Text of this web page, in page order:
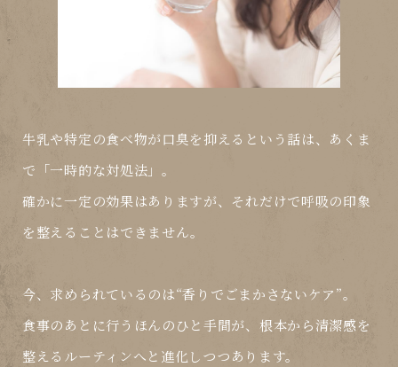
牛乳や特定の食べ物が口臭を抑えるという話は、あくま
で「一時的な対処法」。
確かに一定の効果はありますが、それだけで呼吸の印象
を整えることはできません。
今、求められているのは“香りでごまかさないケア”。
食事のあとに行うほんのひと手間が、 根本から清潔感を
整えるルーティンへと進化しつつあります。